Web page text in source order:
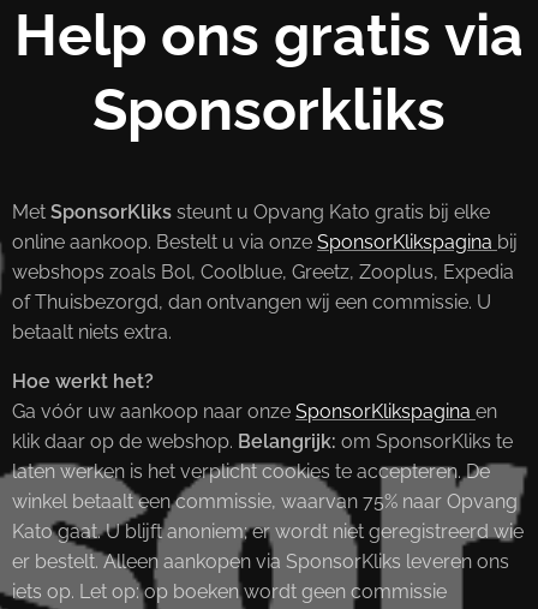
Help ons gratis via
Sponsorkliks
Met SponsorKliks steunt u Opvang Kato gratis bij elke
online aankoop. Bestelt u via onze SponsorKlikspagina bij
webshops zoals Bol, Coolblue, Greetz, Zooplus, Expedia
of Thuisbezorgd, dan ontvangen wij een commissie. U
betaalt niets extra.
Hoe werkt het?
Ga vóór uw aankoop naar onze SponsorKlikspagina en
klik daar op de webshop. Belangrijk: om SponsorKliks te
laten werken is het verplicht cookies te accepteren. De
winkel betaalt een commissie, waarvan 75% naar Opvang
Kato gaat. U blijft anoniem; er wordt niet geregistreerd wie
er bestelt. Alleen aankopen via SponsorKliks leveren ons
iets op. Let op: op boeken wordt geen commissie